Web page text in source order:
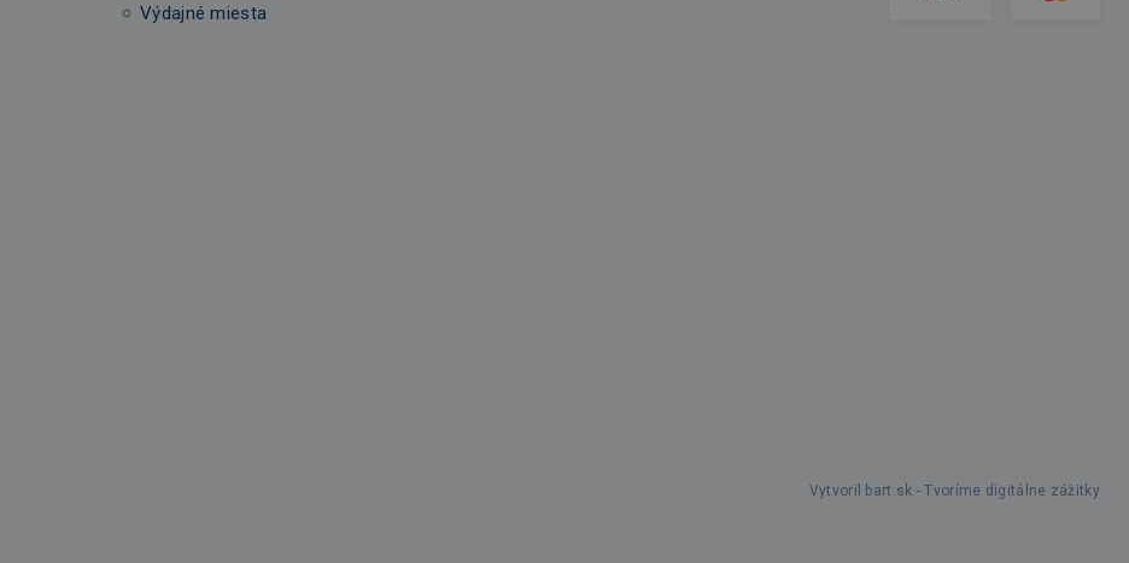
Výdajné miesta
Vytvoril bart.sk - Tvoríme digitálne zážitky